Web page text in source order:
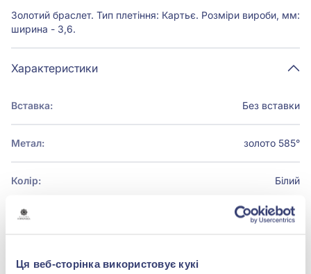
Ця веб-сторінка використовує кукі
Золотий браслет. Тип плетіння: Картьє. Розміри вироби, мм:
ширина - 3,6.
Характеристики
Вставка: Без вставки
Метал: золото 585°
Колір: Білий
Покриття: Родіювання